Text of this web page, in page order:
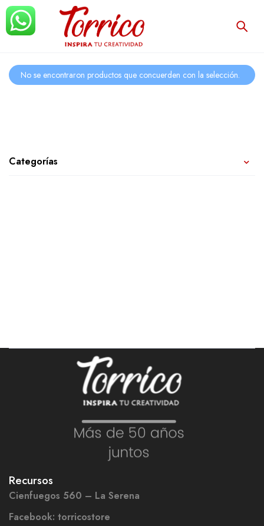
Categorías
No se encontraron productos que concuerden con la selección.
Recursos
Cienfuegos 560 – La Serena
Facebook: torricostore